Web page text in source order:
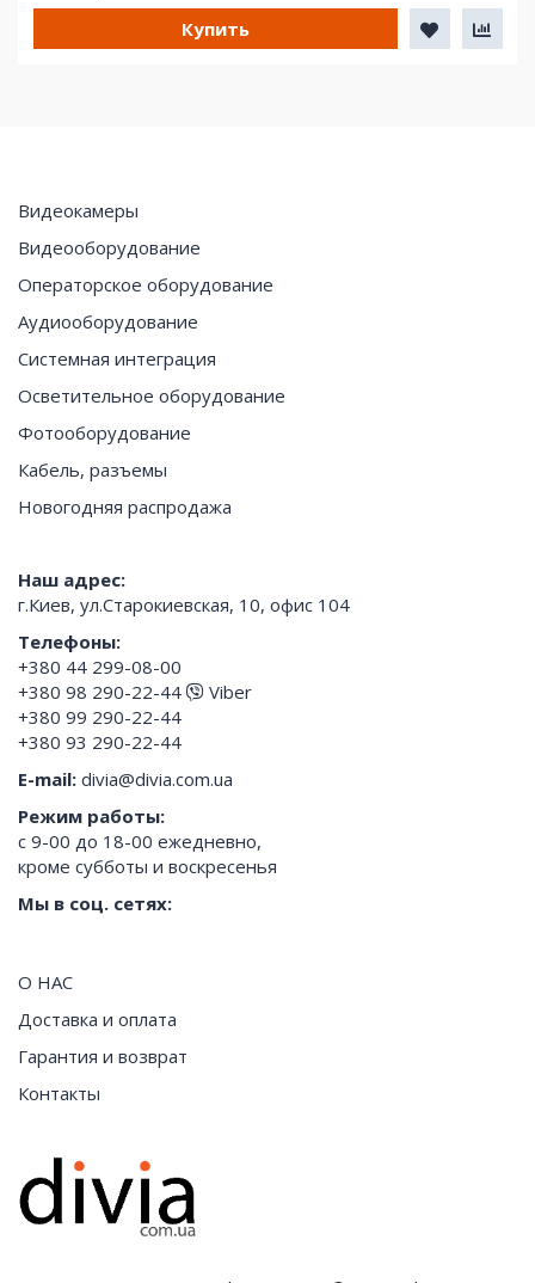
Купить
О НАС
Доставка и оплата
Гарантия и возврат
Контакты
Видеокамеры
Видеооборудование
Операторское оборудование
Аудиооборудование
Системная интеграция
Осветительное оборудование
Фотооборудование
Кабель, разъемы
Новогодняя распродажа
Наш адрес:
г.Киев, ул.Старокиевская, 10, офис 104
Телефоны:
+380 44 299-08-00
+380 98 290-22-44
Viber
+380 99 290-22-44
+380 93 290-22-44
E-mail: divia@divia.com.ua
Режим работы:
с 9-00 до 18-00 ежедневно,
кроме субботы и воскресенья
Мы в соц. сетях: